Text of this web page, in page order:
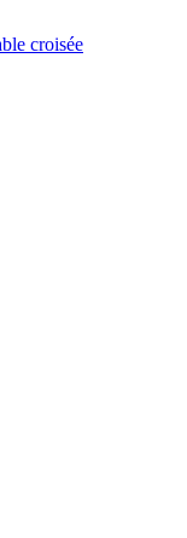
croisée